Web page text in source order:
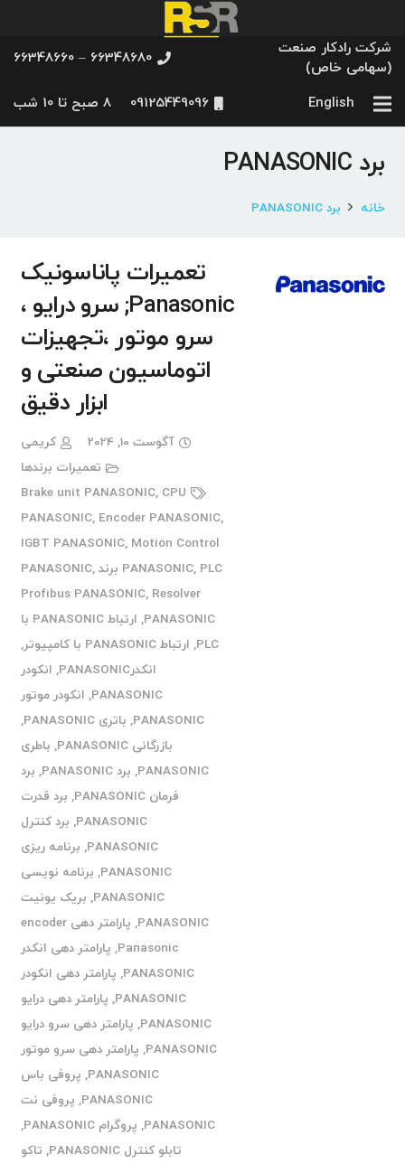
شرکت رادکار صنعت
(سهامی خاص)
66348680 – 66348660
English
09125449096 8 صبح تا 10 شب
برد PANASONIC
خانه برد PANASONIC
تعمیرات پاناسونیک
Panasonic; سرو درایو ،
سرو موتور ،تجهیزات
اتوماسیون صنعتی و
ابزار دقیق
آگوست 10, 2024
کریمی
تعمیرات برندها
Brake unit PANASONIC, CPU
PANASONIC, Encoder PANASONIC,
IGBT PANASONIC, Motion Control
PANASONIC, PLC برند PANASONIC
,
Profibus PANASONIC, Resolver
PANASONIC
,
ارتباط PANASONIC با
PLC
, ارتباط PANASONIC با کامپیوتر
,
انکدرPANASONIC
, انکودر
PANASONIC
, انکودر موتور
PANASONIC
, باتری PANASONIC
,
بازرگانی PANASONIC
, باطری
PANASONIC
, برد PANASONIC , برد
فرمان PANASONIC
, برد قدرت
PANASONIC
, برد کنترل
PANASONIC
, برنامه ریزی
PANASONIC
, برنامه نویسی
PANASONIC
, بریک یونیت
PANASONIC
,
پارامتر دهی encoder
Panasonic
, پارامتر دهی انکدر
PANASONIC
, پارامتر دهی انکودر
PANASONIC
, پارامتر دهی درایو
PANASONIC
, پارامتر دهی سرو درایو
PANASONIC
, پارامتر دهی سرو موتور
PANASONIC
, پروفی باس
PANASONIC
, پروفی نت
PANASONIC
, پروگرام PANASONIC
,
تابلو کنترل PANASONIC
, تاکو